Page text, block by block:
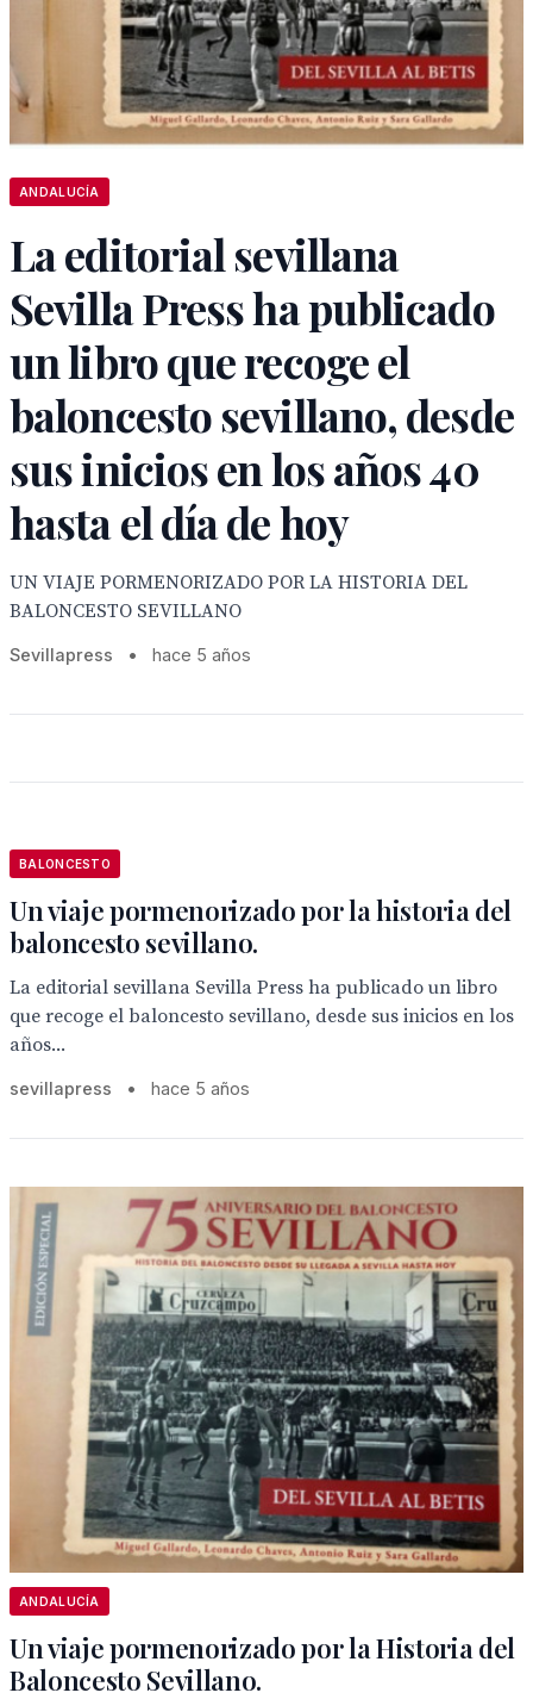
ANDALUCÍA
La editorial sevillana
Sevilla Press ha publicado
un libro que recoge el
baloncesto sevillano, desde
sus inicios en los años 40
hasta el día de hoy
UN VIAJE PORMENORIZADO POR LA HISTORIA DEL
BALONCESTO SEVILLANO
Sevillapress • hace 5 años
BALONCESTO
Un viaje pormenorizado por la historia del
baloncesto sevillano.
La editorial sevillana Sevilla Press ha publicado un libro
que recoge el baloncesto sevillano, desde sus inicios en los
años...
sevillapress • hace 5 años
ANDALUCÍA
Un viaje pormenorizado por la Historia del
Baloncesto Sevillano.